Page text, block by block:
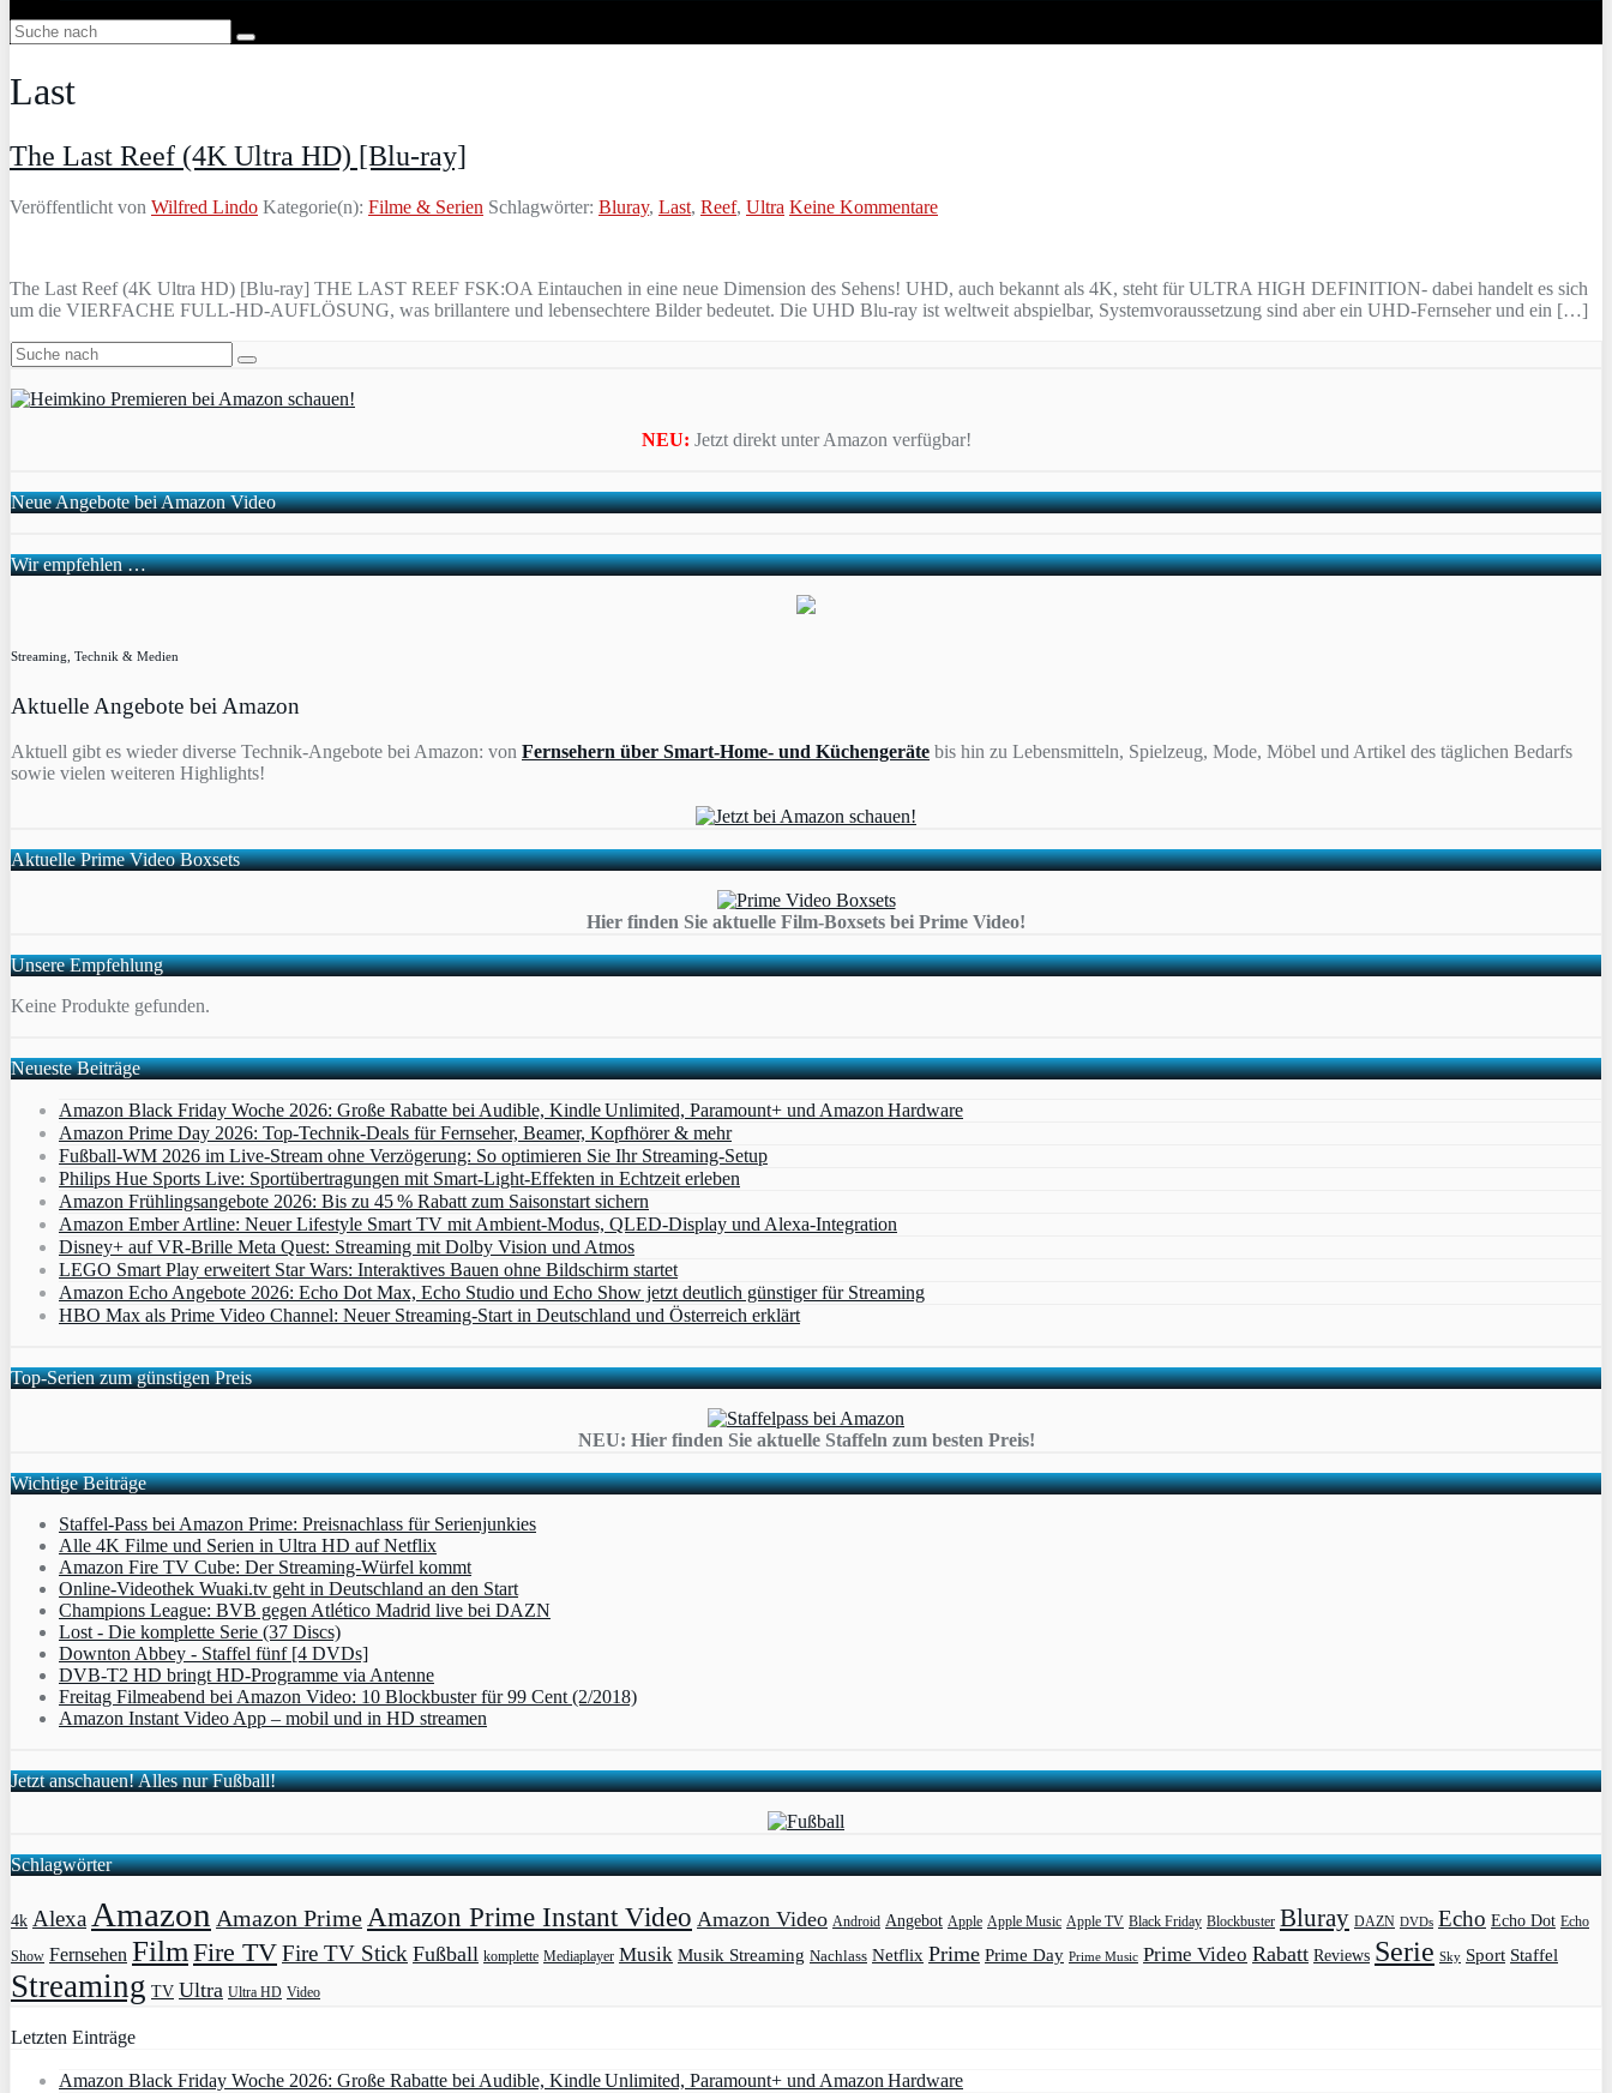
Last
The Last Reef (4K Ultra HD) [Blu-ray]
Veröffentlicht von Wilfred Lindo Kategorie(n): Filme & Serien Schlagwörter: Bluray, Last, Reef, Ultra Keine Kommentare
The Last Reef (4K Ultra HD) [Blu-ray] THE LAST REEF FSK:OA Eintauchen in eine neue Dimension des Sehens! UHD, auch bekannt als 4K, steht für ULTRA HIGH DEFINITION- dabei handelt es sich
um die VIERFACHE FULL-HD-AUFLÖSUNG, was brillantere und lebensechtere Bilder bedeutet. Die UHD Blu-ray ist weltweit abspielbar, Systemvoraussetzung sind aber ein UHD-Fernseher und ein […]
NEU: Jetzt direkt unter Amazon verfügbar!
Neue Angebote bei Amazon Video
Wir empfehlen …
Streaming, Technik & Medien
Aktuelle Angebote bei Amazon
Aktuell gibt es wieder diverse Technik-Angebote bei Amazon: von Fernsehern über Smart-Home- und Küchengeräte bis hin zu Lebensmitteln, Spielzeug, Mode, Möbel und Artikel des täglichen Bedarfs
sowie vielen weiteren Highlights!
Aktuelle Prime Video Boxsets
Hier finden Sie aktuelle Film-Boxsets bei Prime Video!
Unsere Empfehlung
Keine Produkte gefunden.
Neueste Beiträge
Amazon Black Friday Woche 2026: Große Rabatte bei Audible, Kindle Unlimited, Paramount+ und Amazon Hardware
Amazon Prime Day 2026: Top-Technik-Deals für Fernseher, Beamer, Kopfhörer & mehr
Fußball-WM 2026 im Live-Stream ohne Verzögerung: So optimieren Sie Ihr Streaming-Setup
Philips Hue Sports Live: Sportübertragungen mit Smart‑Light‑Effekten in Echtzeit erleben
Amazon Frühlingsangebote 2026: Bis zu 45 % Rabatt zum Saisonstart sichern
Amazon Ember Artline: Neuer Lifestyle Smart TV mit Ambient‑Modus, QLED‑Display und Alexa‑Integration
Disney+ auf VR-Brille Meta Quest: Streaming mit Dolby Vision und Atmos
LEGO Smart Play erweitert Star Wars: Interaktives Bauen ohne Bildschirm startet
Amazon Echo Angebote 2026: Echo Dot Max, Echo Studio und Echo Show jetzt deutlich günstiger für Streaming
HBO Max als Prime Video Channel: Neuer Streaming‑Start in Deutschland und Österreich erklärt
Top-Serien zum günstigen Preis
NEU: Hier finden Sie aktuelle Staffeln zum besten Preis!
Wichtige Beiträge
Staffel-Pass bei Amazon Prime: Preisnachlass für Serienjunkies
Alle 4K Filme und Serien in Ultra HD auf Netflix
Amazon Fire TV Cube: Der Streaming-Würfel kommt
Online-Videothek Wuaki.tv geht in Deutschland an den Start
Champions League: BVB gegen Atlético Madrid live bei DAZN
Lost - Die komplette Serie (37 Discs)
Downton Abbey - Staffel fünf [4 DVDs]
DVB-T2 HD bringt HD-Programme via Antenne
Freitag Filmeabend bei Amazon Video: 10 Blockbuster für 99 Cent (2/2018)
Amazon Instant Video App – mobil und in HD streamen
Jetzt anschauen! Alles nur Fußball!
Schlagwörter
4k AlexaAmazon Amazon PrimeAmazon Prime Instant Video Amazon Video Android Angebot Apple Apple Music Apple TV Black Friday Blockbuster Bluray DAZN DVDs Echo Echo Dot Echo
Show Fernsehen FilmFire TVFire TV Stick Fußball komplette Mediaplayer Musik Musik Streaming Nachlass Netflix Prime Prime Day Prime Music Prime Video Rabatt Reviews Serie Sky Sport Staffel
Streaming TV Ultra Ultra HD Video
Letzten Einträge
Amazon Black Friday Woche 2026: Große Rabatte bei Audible, Kindle Unlimited, Paramount+ und Amazon Hardware